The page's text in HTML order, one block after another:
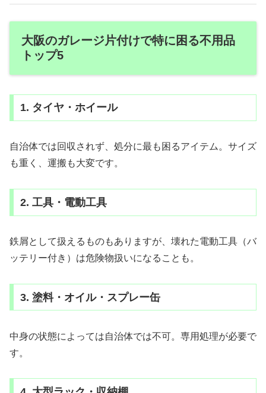
大阪のガレージ片付けで特に困る不用品
トップ5
1. タイヤ・ホイール
自治体では回収されず、処分に最も困るアイテム。サイズ
も重く、運搬も大変です。
2. 工具・電動工具
鉄屑として扱えるものもありますが、壊れた電動工具（バ
ッテリー付き）は危険物扱いになることも。
3. 塗料・オイル・スプレー缶
中身の状態によっては自治体では不可。専用処理が必要で
す。